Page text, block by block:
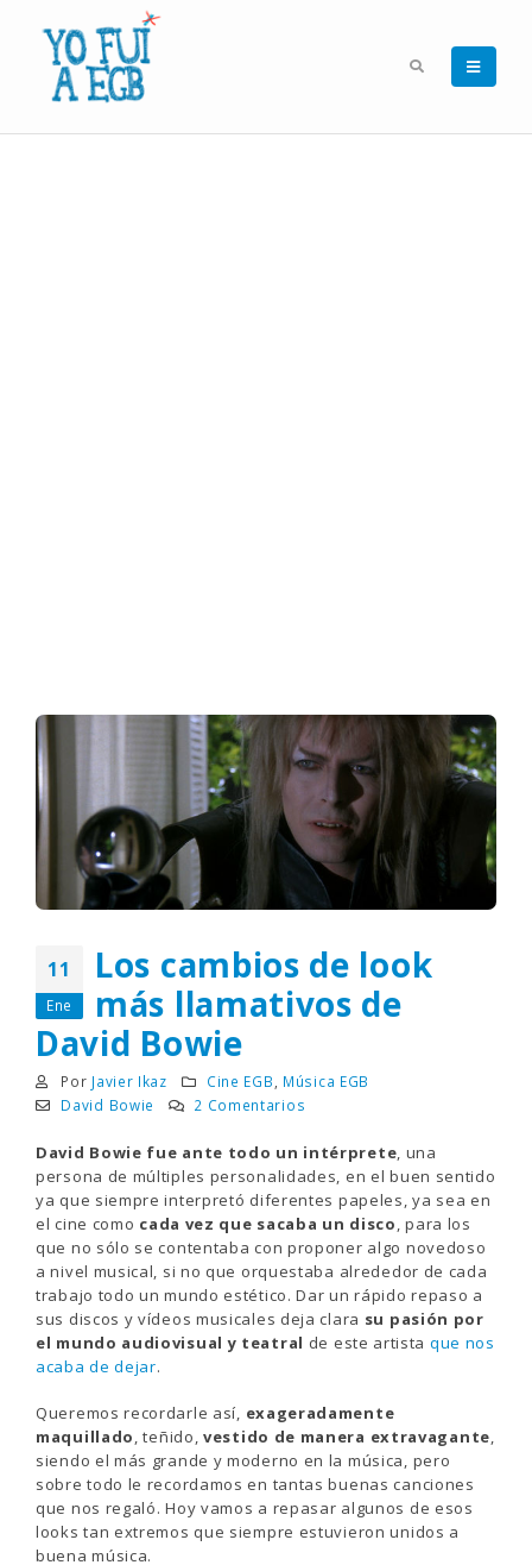
11
Ene
Los cambios de look
más llamativos de
David Bowie
Por Javier Ikaz Cine EGB, Música EGB
David Bowie
2 Comentarios
David Bowie fue ante todo un intérprete, una
persona de múltiples personalidades, en el buen sentido
ya que siempre interpretó diferentes papeles, ya sea en
el cine como cada vez que sacaba un disco, para los
que no sólo se contentaba con proponer algo novedoso
a nivel musical, si no que orquestaba alrededor de cada
trabajo todo un mundo estético. Dar un rápido repaso a
sus discos y vídeos musicales deja clara su pasión por
el mundo audiovisual y teatral de este artista que nos
acaba de dejar.
Queremos recordarle así, exageradamente
maquillado, teñido, vestido de manera extravagante,
siendo el más grande y moderno en la música, pero
sobre todo le recordamos en tantas buenas canciones
que nos regaló. Hoy vamos a repasar algunos de esos
looks tan extremos que siempre estuvieron unidos a
buena música.